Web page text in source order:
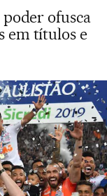
ofusca
em títulos e